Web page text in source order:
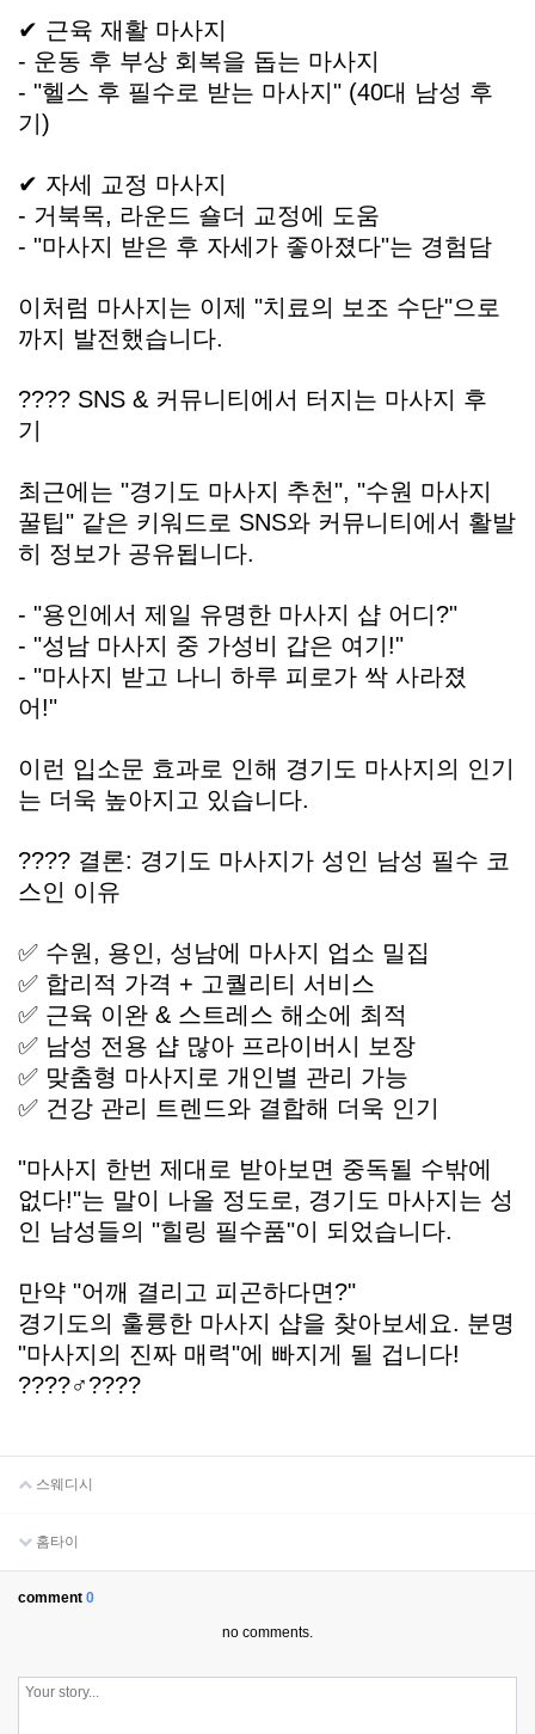
✔ 근육 재활 마사지
- 운동 후 부상 회복을 돕는 마사지
- "헬스 후 필수로 받는 마사지" (40대 남성 후
기)
✔ 자세 교정 마사지
- 거북목, 라운드 숄더 교정에 도움
- "마사지 받은 후 자세가 좋아졌다"는 경험담
이처럼 마사지는 이제 "치료의 보조 수단"으로
까지 발전했습니다.
???? SNS & 커뮤니티에서 터지는 마사지 후
기
최근에는 "경기도 마사지 추천", "수원 마사지
꿀팁" 같은 키워드로 SNS와 커뮤니티에서 활발
히 정보가 공유됩니다.
- "용인에서 제일 유명한 마사지 샵 어디?"
- "성남 마사지 중 가성비 갑은 여기!"
- "마사지 받고 나니 하루 피로가 싹 사라졌
어!"
이런 입소문 효과로 인해 경기도 마사지의 인기
는 더욱 높아지고 있습니다.
???? 결론: 경기도 마사지가 성인 남성 필수 코
스인 이유
✅ 수원, 용인, 성남에 마사지 업소 밀집
✅ 합리적 가격 + 고퀄리티 서비스
✅ 근육 이완 & 스트레스 해소에 최적
✅ 남성 전용 샵 많아 프라이버시 보장
✅ 맞춤형 마사지로 개인별 관리 가능
✅ 건강 관리 트렌드와 결합해 더욱 인기
"마사지 한번 제대로 받아보면 중독될 수밖에
없다!"는 말이 나올 정도로, 경기도 마사지는 성
인 남성들의 "힐링 필수품"이 되었습니다.
만약 "어깨 결리고 피곤하다면?"
경기도의 훌륭한 마사지 샵을 찾아보세요. 분명
"마사지의 진짜 매력"에 빠지게 될 겁니다!
????‍♂️????
스웨디시
홈타이
comment 0
no comments.